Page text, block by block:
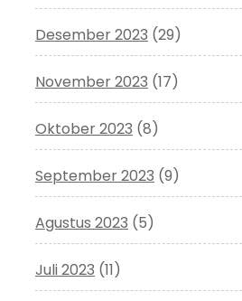
Desember 2023 (29)
November 2023 (17)
Oktober 2023 (8)
September 2023 (9)
Agustus 2023 (5)
Juli 2023 (11)